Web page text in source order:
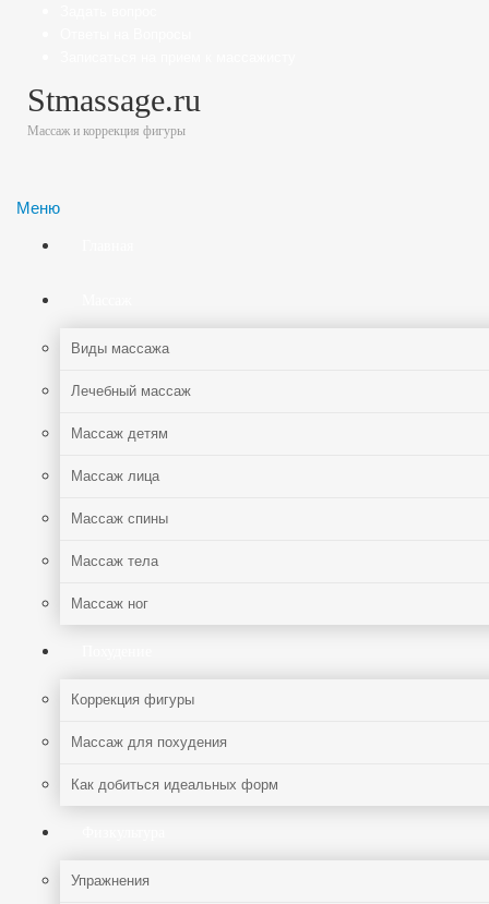
Stmassage.ru
Массаж и коррекция фигуры
Меню
Виды массажа
Лечебный массаж
Массаж детям
Массаж лица
Массаж спины
Массаж тела
Массаж ног
Коррекция фигуры
Массаж для похудения
Как добиться идеальных форм
Упражнения